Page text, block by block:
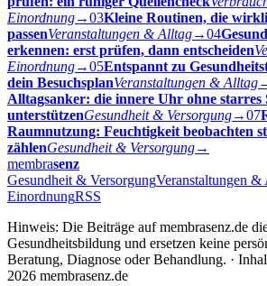
Einordnung→03Kleine Routinen, die
passenVeranstaltungen & Alltag→04
erkennen: erst prüfen, dann entscheiden
Einordnung→05Entspannt zu
dein BesuchsplanVeranstaltungen & Alltag
Alltagsanker: die innere Uhr ohne
unterstützenGesundheit & Versorgung→07
Raumnutzung: Feuchtigkeit beobachten
zählenGesundheit & Versorgung→
membrasenz
Gesundheit & VersorgungVeranstaltungen &
EinordnungRSS
Hinweis: Die Beiträge auf membrasenz.de
Gesundheitsbildung und ersetzen keine
Beratung, Diagnose oder Behandlung. ·
2026 membrasenz.de